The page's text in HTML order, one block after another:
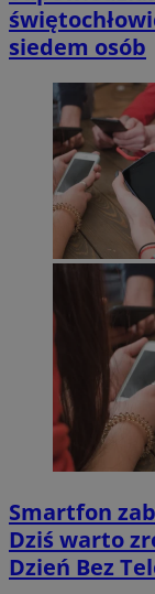
siedem osób
Smartfon
Dziś warto
Dzień Bez